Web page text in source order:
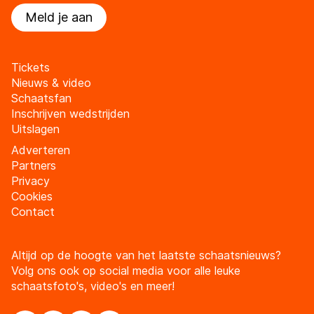
Meld je aan
Tickets
Nieuws & video
Schaatsfan
Inschrijven wedstrijden
Uitslagen
Adverteren
Partners
Privacy
Cookies
Contact
Altijd op de hoogte van het laatste schaatsnieuws?
Volg ons ook op social media voor alle leuke
schaatsfoto's, video's en meer!